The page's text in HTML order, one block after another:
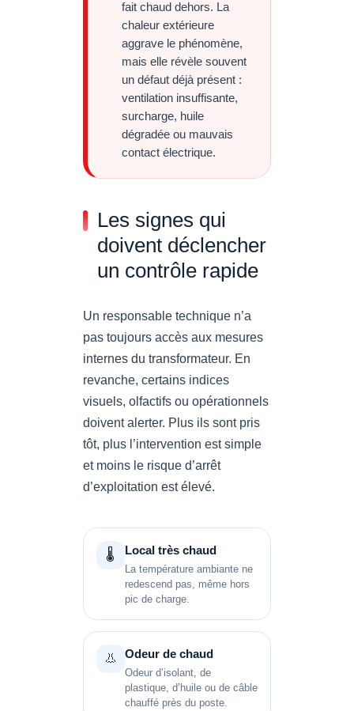
fait chaud dehors. La
chaleur extérieure
aggrave le phénomène,
mais elle révèle souvent
un défaut déjà présent :
ventilation insuffisante,
surcharge, huile
dégradée ou mauvais
contact électrique.
Les signes qui
doivent déclencher
un contrôle rapide
Un responsable technique n’a
pas toujours accès aux mesures
internes du transformateur. En
revanche, certains indices
visuels, olfactifs ou opérationnels
doivent alerter. Plus ils sont pris
tôt, plus l’intervention est simple
et moins le risque d’arrêt
d’exploitation est élevé.
🌡️ Local très chaud
La température ambiante ne
redescend pas, même hors
pic de charge.
👃 Odeur de chaud
Odeur d’isolant, de
plastique, d’huile ou de câble
chauffé près du poste.